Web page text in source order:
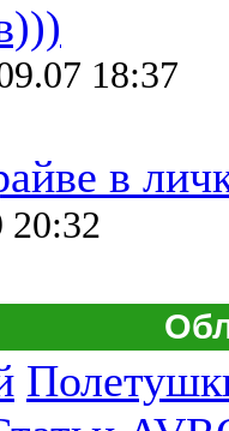
18:37
в
20:32